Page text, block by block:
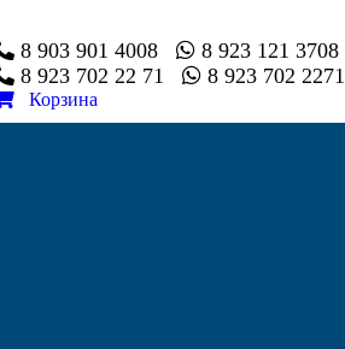
8 903 901 4008
8 923 121 3708
8 923 702 22 71
8 923 702 2271
Корзина